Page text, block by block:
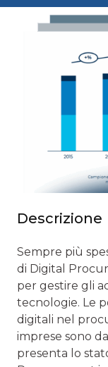
Descrizione
Sempre più
di Digital
per gestire gli
tecnologie. Le
digitali nel
imprese sono
presenta lo